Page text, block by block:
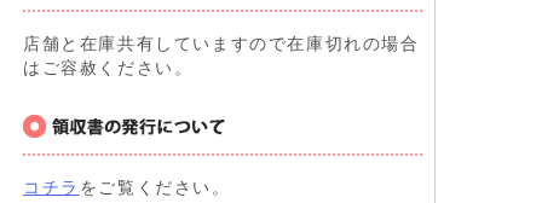
店舗と在庫共有していますので在庫切れの場合
はご容赦ください。
コチラ をご覧ください。